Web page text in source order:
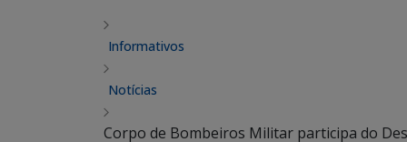
Informativos
Notícias
Corpo de Bombeiros Militar participa do